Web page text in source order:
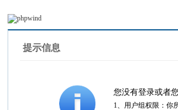
提示信息
您没有登录或者
1、用户组权限：你